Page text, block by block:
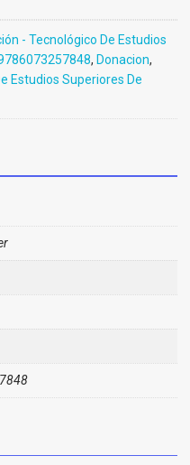
- Tecnológico De Estudios
, Donacion,
Estudios Superiores De